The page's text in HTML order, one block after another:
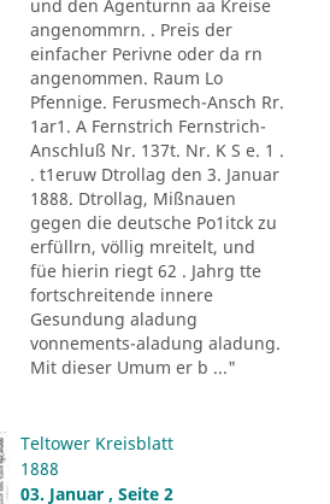
und den Agenturnn aa Kreise
angenommrn. . Preis der
einfacher Perivne oder da rn
angenommen. Raum Lo
Pfennige. Ferusmech-Ansch Rr.
1ar1. A Fernstrich Fernstrich-
Anschluß Nr. 137t. Nr. K S e. 1 .
. t1eruw Dtrollag den 3. Januar
1888. Dtrollag, Mißnauen
gegen die deutsche Po1itck zu
erfüllrn, völlig mreitelt, und
füe hierin riegt 62 . Jahrg tte
fortschreitende innere
Gesundung aladung
vonnements-aladung aladung.
Mit dieser Umum er b ..."
Teltower Kreisblatt
1888
03. Januar , Seite 2